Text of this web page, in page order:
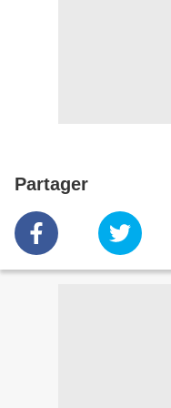
Partager